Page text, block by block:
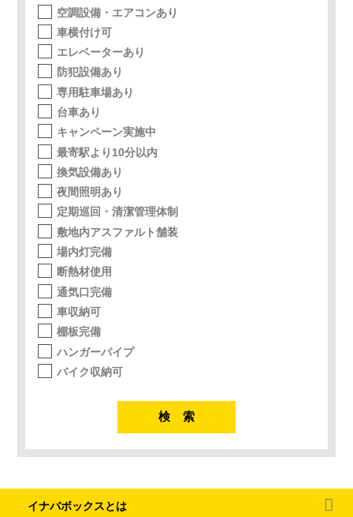
空調設備・エアコンあり
車横付け可
エレベーターあり
防犯設備あり
専用駐車場あり
台車あり
キャンペーン実施中
最寄駅より10分以内
換気設備あり
夜間照明あり
定期巡回・清潔管理体制
敷地内アスファルト舗装
場内灯完備
断熱材使用
通気口完備
車収納可
棚板完備
ハンガーパイプ
バイク収納可
イナバボックスとは